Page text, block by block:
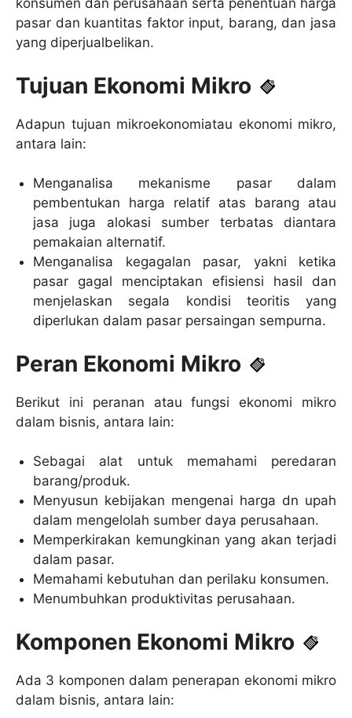
konsumen dan perusahaan serta penentuan harga
pasar dan kuantitas faktor input, barang, dan jasa
yang diperjualbelikan.
Tujuan Ekonomi Mikro
Adapun tujuan mikroekonomiatau ekonomi mikro,
antara lain:
Menganalisa mekanisme pasar dalam
pembentukan harga relatif atas barang atau
jasa juga alokasi sumber terbatas diantara
pemakaian alternatif.
Menganalisa kegagalan pasar, yakni ketika
pasar gagal menciptakan efisiensi hasil dan
menjelaskan segala kondisi teoritis yang
diperlukan dalam pasar persaingan sempurna.
Peran Ekonomi Mikro
Berikut ini peranan atau fungsi ekonomi mikro
dalam bisnis, antara lain:
Sebagai alat untuk memahami peredaran
barang/produk.
Menyusun kebijakan mengenai harga dn upah
dalam mengelolah sumber daya perusahaan.
Memperkirakan kemungkinan yang akan terjadi
dalam pasar.
Memahami kebutuhan dan perilaku konsumen.
Menumbuhkan produktivitas perusahaan.
Komponen Ekonomi Mikro
Ada 3 komponen dalam penerapan ekonomi mikro
dalam bisnis, antara lain: